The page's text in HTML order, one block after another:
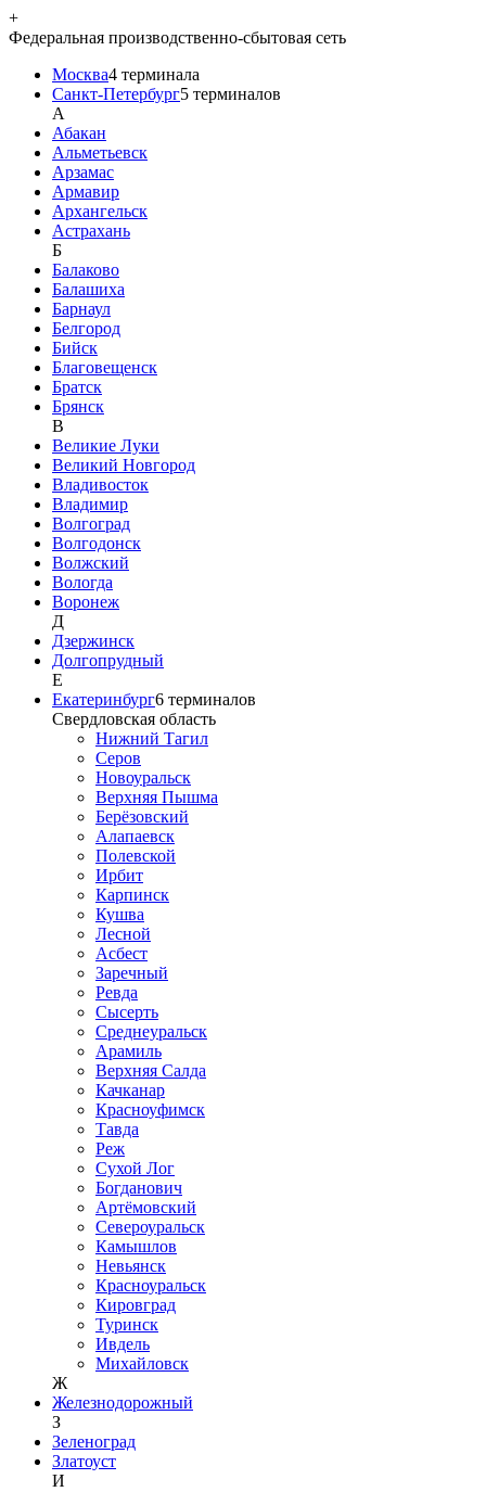
+
Федеральная производственно-сбытовая сеть
Москва4 терминала
Санкт-Петербург5 терминалов
A
Абакан
Альметьевск
Арзамас
Армавир
Архангельск
Астрахань
Б
Балаково
Балашиха
Барнаул
Белгород
Бийск
Благовещенск
Братск
Брянск
В
Великие Луки
Великий Новгород
Владивосток
Владимир
Волгоград
Волгодонск
Волжский
Вологда
Воронеж
Д
Дзержинск
Долгопрудный
Е
Екатеринбург6 терминалов
Свердловская область
Нижний Тагил
Серов
Новоуральск
Верхняя Пышма
Берёзовский
Алапаевск
Полевской
Ирбит
Карпинск
Кушва
Лесной
Асбест
Заречный
Ревда
Сысерть
Среднеуральск
Арамиль
Верхняя Салда
Качканар
Красноуфимск
Тавда
Реж
Сухой Лог
Богданович
Артёмовский
Североуральск
Камышлов
Невьянск
Красноуральск
Кировград
Туринск
Ивдель
Михайловск
Ж
Железнодорожный
З
Зеленоград
Златоуст
И